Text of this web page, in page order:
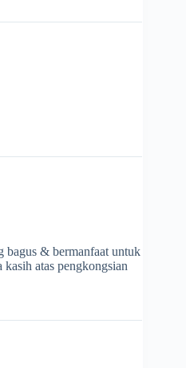
bagus & bermanfaat untuk
atas pengkongsian